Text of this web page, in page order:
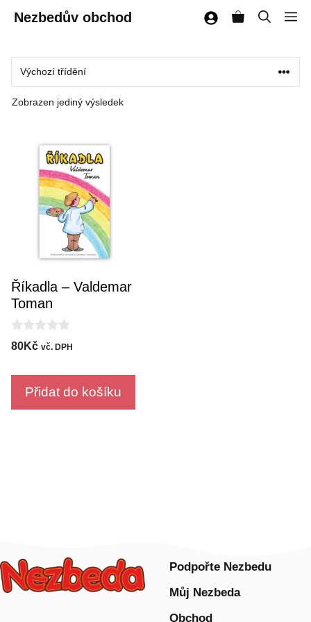
Přeskočit
Nezbedův obchod
Zobrazen jediný výsledek
Říkadla – Valdemar
Toman
0
o
t
5
80Kč vč. DPH
Přidat do košíku
Podpořte Nezbedu
Můj Nezbeda
Obchod